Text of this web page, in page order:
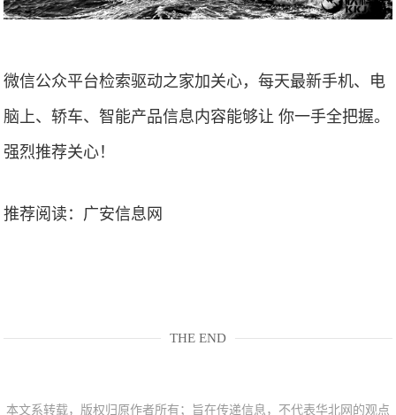
微信公众平台检索驱动之家加关心，每天最新手机、电
脑上、轿车、智能产品信息内容能够让 你一手全把握。
强烈推荐关心！
推荐阅读： 广安信息网
THE END
本文系转载，版权归原作者所有；旨在传递信息，不代表华北网的观点